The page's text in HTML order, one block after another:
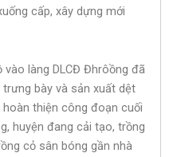
cấp, xây dựng mới
làng DLCĐ Đhrôồng đã
bày và sản xuất dệt
thiện công đoạn cuối
huyện đang cải tạo, trồng
cỏ sân bóng gần nhà